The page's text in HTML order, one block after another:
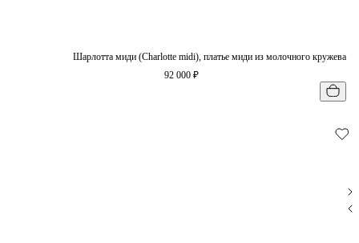
Шарлотта миди (Charlotte midi), платье миди из молочного кружева
92 000 ₽